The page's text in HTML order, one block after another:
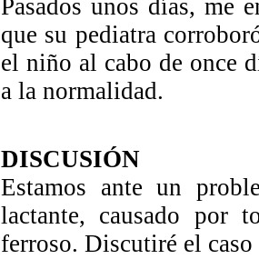
Pasados unos días, me
que su pediatra
el niño al cabo de once
a la normalidad.
DISCUSIÓN
Estamos ante un
lactante, causado por
ferroso. Discutiré el